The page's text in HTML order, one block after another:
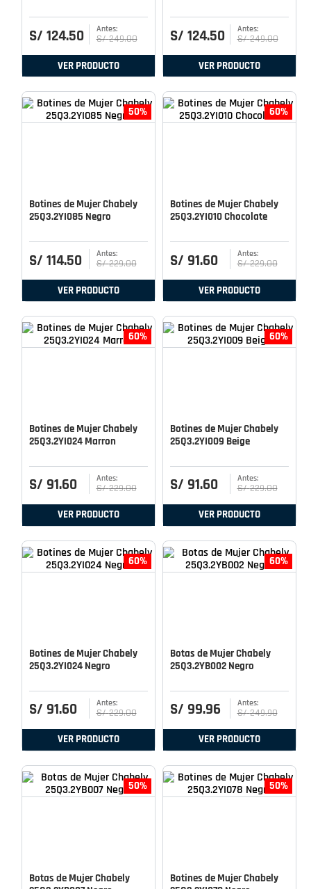
S/ 124.50 S/ 249.00
VER PRODUCTO
S/ 124.50 S/ 249.00
VER PRODUCTO
50%
Botines de Mujer Chabely
25Q3.2YI085 Negro
S/ 114.50 S/ 229.00
VER PRODUCTO
60%
Botines de Mujer Chabely
25Q3.2YI010 Chocolate
S/ 91.60 S/ 229.00
VER PRODUCTO
60%
Botines de Mujer Chabely
25Q3.2YI024 Marron
S/ 91.60 S/ 229.00
VER PRODUCTO
60%
Botines de Mujer Chabely
25Q3.2YI009 Beige
S/ 91.60 S/ 229.00
VER PRODUCTO
60%
Botines de Mujer Chabely
25Q3.2YI024 Negro
S/ 91.60 S/ 229.00
VER PRODUCTO
60%
Botas de Mujer Chabely
25Q3.2YB002 Negro
S/ 99.96 S/ 249.90
VER PRODUCTO
50%
Botas de Mujer Chabely
50%
Botines de Mujer Chabely